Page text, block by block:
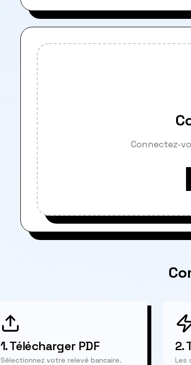
Connectez-
1.Télécharger PDF
Sélectionnez votre relevé bancaire.
2.
Les